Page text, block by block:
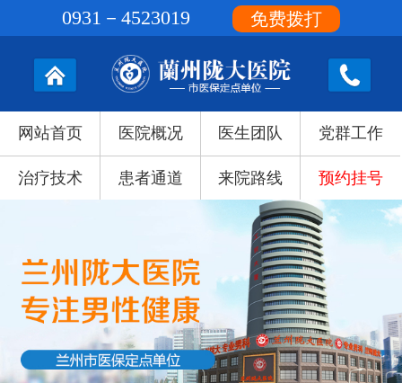
网站首页 医院概况 医生团队 党群工作
治疗技术 患者通道 来院路线 预约挂号
0931－4523019 免费拨打